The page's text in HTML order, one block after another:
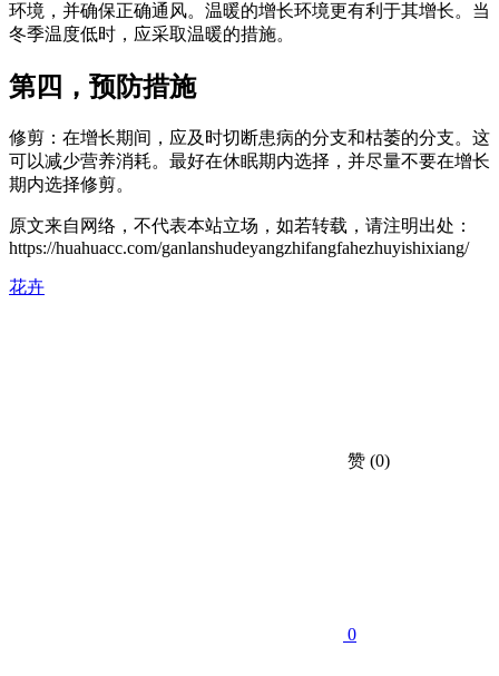
环境，并确保正确通风。温暖的增长环境更有利于其增长。当
冬季温度低时，应采取温暖的措施。
第四，预防措施
修剪：在增长期间，应及时切断患病的分支和枯萎的分支。这
可以减少营养消耗。最好在休眠期内选择，并尽量不要在增长
期内选择修剪。
原文来自网络，不代表本站立场，如若转载，请注明出处：
https://huahuacc.com/ganlanshudeyangzhifangfahezhuyishixiang/
花卉
赞 (0)
0